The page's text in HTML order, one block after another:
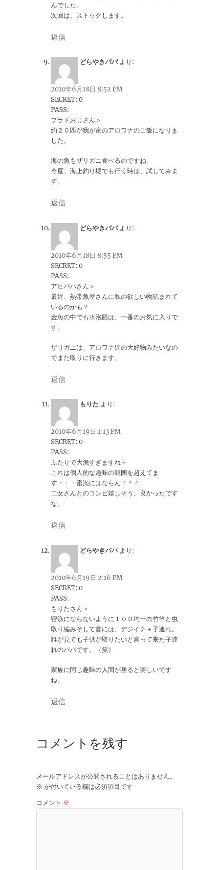
んでした。
次回は、ストックします。
返信
どらやきパパ より:
2010年6月18日 8:52 PM
SECRET: 0
PASS:
プラドおじさん＞
約２０匹が我が家のアロワナのご飯になりま
した。
海の魚もザリガニ食べるのですね。
今度、海上釣り堀でも行く時は、試してみま
す。
返信
どらやきパパ より:
2010年6月18日 8:55 PM
SECRET: 0
PASS:
アヒパパさん＞
最近、熱帯魚屋さんに私の欲しい物読まれて
いるのかも？
金魚の中でも水泡眼は、一番のお気に入りで
す。
ザリガニは、アロワナ達の大好物みたいなの
でまた取りに行きます。
返信
もりた より:
2010年6月19日 1:13 PM
SECRET: 0
PASS:
ふたりで大漁すぎますね～
これは個人的な趣味の範囲を超えてま
す・・・密漁にはならん？＾＾
二女さんとのコンビ嬉しそう、良かったです
な。
返信
どらやきパパ より:
2010年6月19日 2:16 PM
SECRET: 0
PASS:
もりたさん＞
密漁にならないように１００均一の竹竿と虫
取り編みそして首には、デジイチ＋子連れ。
誰が見ても子供が取りたいと言って来た子連
れのパパです。（笑）
家族に同じ趣味の人間が居ると楽しいです
ね。
返信
コメントを残す
メールアドレスが公開されることはありません。
※ が付いている欄は必須項目です
コメント ※